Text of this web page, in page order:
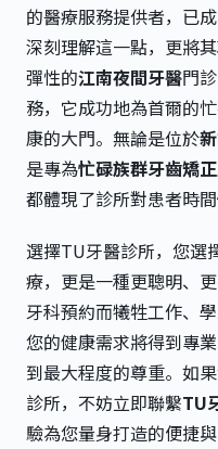
的醫療服務提供者，已成
深刻理解這一點，更將
彈性的江南夜間牙醫門
務，它成功地為首爾的
康的大門。無論是位於
是專為忙碌族群牙齒矯正
都體現了診所對患者時間
選擇TU牙醫診所，您選
療，更是一種更聰明、
牙科預約而犧牲工作、
您的健康需求將得到專
到最大程度的尊重。如
診所，不妨立即聯繫TU
驗為您量身打造的便捷